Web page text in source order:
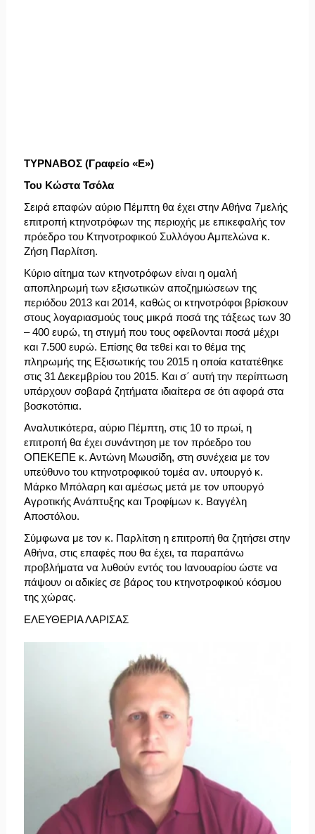
ΤΥΡΝΑΒΟΣ (Γραφείο «Ε»)
Του Κώστα Τσόλα
Σειρά επαφών αύριο Πέμπτη θα έχει στην Αθήνα 7μελής
επιτροπή κτηνοτρόφων της περιοχής με επικεφαλής τον
πρόεδρο του Κτηνοτροφικού Συλλόγου Αμπελώνα κ.
Ζήση Παρλίτση.
Κύριο αίτημα των κτηνοτρόφων είναι η ομαλή
αποπληρωμή των εξισωτικών αποζημιώσεων της
περιόδου 2013 και 2014, καθώς οι κτηνοτρόφοι βρίσκουν
στους λογαριασμούς τους μικρά ποσά της τάξεως των 30
– 400 ευρώ, τη στιγμή που τους οφείλονται ποσά μέχρι
και 7.500 ευρώ. Επίσης θα τεθεί και το θέμα της
πληρωμής της Εξισωτικής του 2015 η οποία κατατέθηκε
στις 31 Δεκεμβρίου του 2015. Και σ΄ αυτή την περίπτωση
υπάρχουν σοβαρά ζητήματα ιδιαίτερα σε ότι αφορά στα
βοσκοτόπια.
Αναλυτικότερα, αύριο Πέμπτη, στις 10 το πρωί, η
επιτροπή θα έχει συνάντηση με τον πρόεδρο του
ΟΠΕΚΕΠΕ κ. Αντώνη Μωυσίδη, στη συνέχεια με τον
υπεύθυνο του κτηνοτροφικού τομέα αν. υπουργό κ.
Μάρκο Μπόλαρη και αμέσως μετά με τον υπουργό
Αγροτικής Ανάπτυξης και Τροφίμων κ. Βαγγέλη
Αποστόλου.
Σύμφωνα με τον κ. Παρλίτση η επιτροπή θα ζητήσει στην
Αθήνα, στις επαφές που θα έχει, τα παραπάνω
προβλήματα να λυθούν εντός του Ιανουαρίου ώστε να
πάψουν οι αδικίες σε βάρος του κτηνοτροφικού κόσμου
της χώρας.
ΕΛΕΥΘΕΡΙΑ ΛΑΡΙΣΑΣ